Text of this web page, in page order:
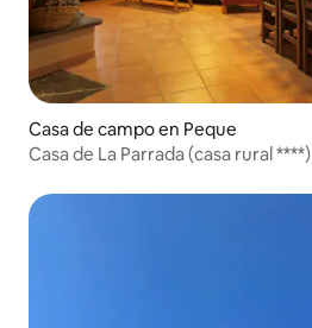
Casa de campo en Peque
Casa de La Parrada (casa rural ****)